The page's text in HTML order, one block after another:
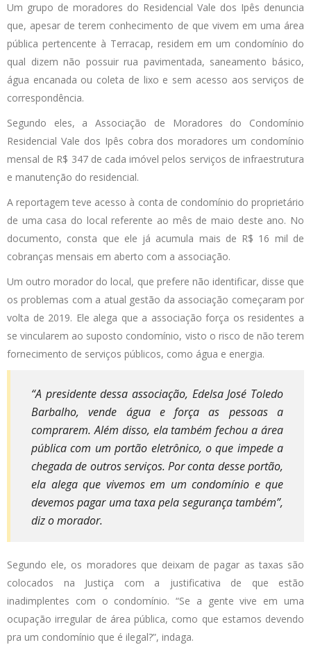
Um grupo de moradores do Residencial Vale dos Ipês denuncia
que, apesar de terem conhecimento de que vivem em uma área
pública pertencente à Terracap, residem em um condomínio do
qual dizem não possuir rua pavimentada, saneamento básico,
água encanada ou coleta de lixo e sem acesso aos serviços de
correspondência.
Segundo eles, a Associação de Moradores do Condomínio
Residencial Vale dos Ipês cobra dos moradores um condomínio
mensal de R$ 347 de cada imóvel pelos serviços de infraestrutura
e manutenção do residencial.
A reportagem teve acesso à conta de condomínio do proprietário
de uma casa do local referente ao mês de maio deste ano. No
documento, consta que ele já acumula mais de R$ 16 mil de
cobranças mensais em aberto com a associação.
Um outro morador do local, que prefere não identificar, disse que
os problemas com a atual gestão da associação começaram por
volta de 2019. Ele alega que a associação força os residentes a
se vincularem ao suposto condomínio, visto o risco de não terem
fornecimento de serviços públicos, como água e energia.
“A presidente dessa associação, Edelsa José Toledo
Barbalho, vende água e força as pessoas a
comprarem. Além disso, ela também fechou a área
pública com um portão eletrônico, o que impede a
chegada de outros serviços. Por conta desse portão,
ela alega que vivemos em um condomínio e que
devemos pagar uma taxa pela segurança também”,
diz o morador.
Segundo ele, os moradores que deixam de pagar as taxas são
colocados na Justiça com a justificativa de que estão
inadimplentes com o condomínio. “Se a gente vive em uma
ocupação irregular de área pública, como que estamos devendo
pra um condomínio que é ilegal?”, indaga.